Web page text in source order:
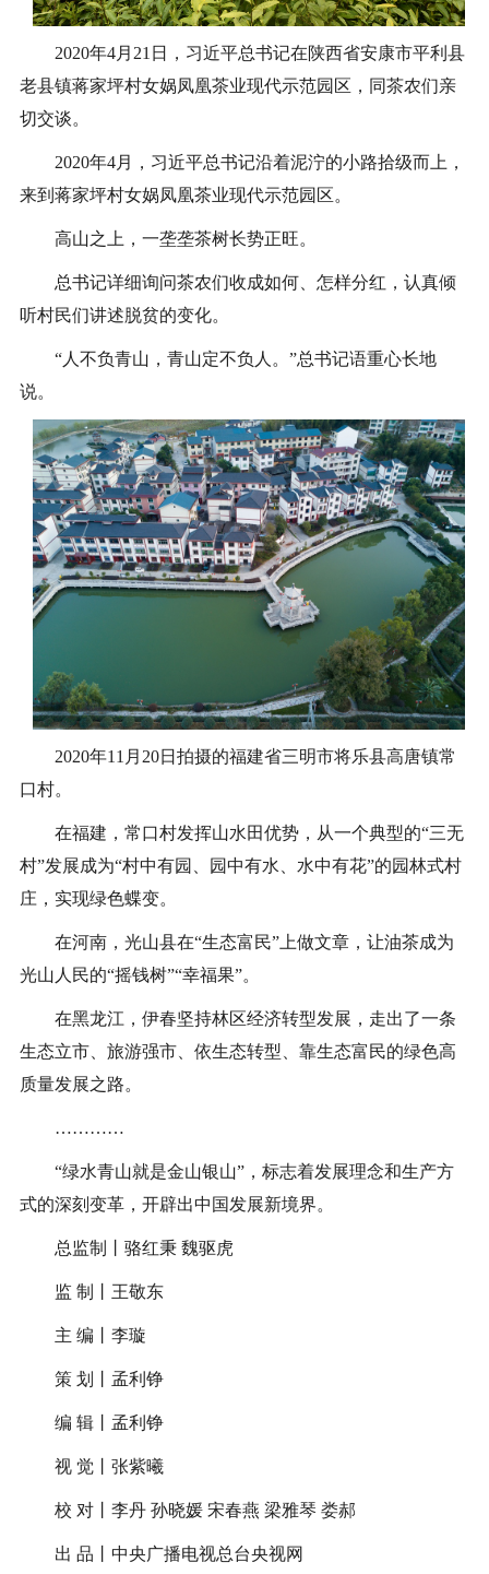
2020年4月21日，习近平总书记在陕西省安康市平利县
老县镇蒋家坪村女娲凤凰茶业现代示范园区，同茶农们亲
切交谈。
2020年4月，习近平总书记沿着泥泞的小路拾级而上，
来到蒋家坪村女娲凤凰茶业现代示范园区。
高山之上，一垄垄茶树长势正旺。
总书记详细询问茶农们收成如何、怎样分红，认真倾
听村民们讲述脱贫的变化。
“人不负青山，青山定不负人。”总书记语重心长地
说。
2020年11月20日拍摄的福建省三明市将乐县高唐镇常
口村。
在福建，常口村发挥山水田优势，从一个典型的“三无
村”发展成为“村中有园、园中有水、水中有花”的园林式村
庄，实现绿色蝶变。
在河南，光山县在“生态富民”上做文章，让油茶成为
光山人民的“摇钱树”“幸福果”。
在黑龙江，伊春坚持林区经济转型发展，走出了一条
生态立市、旅游强市、依生态转型、靠生态富民的绿色高
质量发展之路。
…………
“绿水青山就是金山银山”，标志着发展理念和生产方
式的深刻变革，开辟出中国发展新境界。
总监制丨骆红秉 魏驱虎
监 制丨王敬东
主 编丨李璇
策 划丨孟利铮
编 辑丨孟利铮
视 觉丨张紫曦
校 对丨李丹 孙晓媛 宋春燕 梁雅琴 娄郝
出 品丨中央广播电视总台央视网